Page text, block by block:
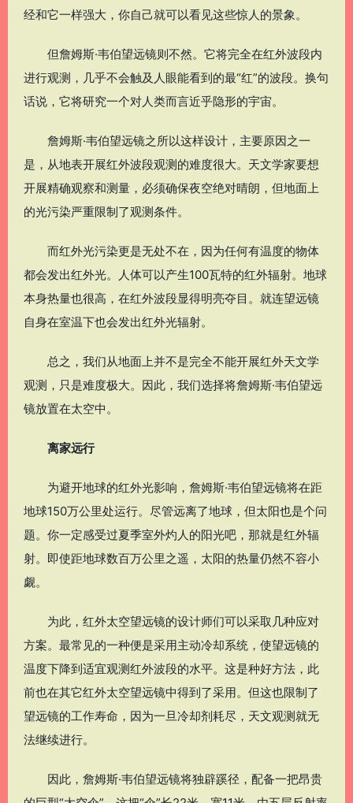
经和它一样强大，你自己就可以看见这些惊人的景象。
但詹姆斯·韦伯望远镜则不然。它将完全在红外波段内
进行观测，几乎不会触及人眼能看到的最“红”的波段。换句
话说，它将研究一个对人类而言近乎隐形的宇宙。
詹姆斯·韦伯望远镜之所以这样设计，主要原因之一
是，从地表开展红外波段观测的难度很大。天文学家要想
开展精确观察和测量，必须确保夜空绝对晴朗，但地面上
的光污染严重限制了观测条件。
而红外光污染更是无处不在，因为任何有温度的物体
都会发出红外光。人体可以产生100瓦特的红外辐射。地球
本身热量也很高，在红外波段显得明亮夺目。就连望远镜
自身在室温下也会发出红外光辐射。
总之，我们从地面上并不是完全不能开展红外天文学
观测，只是难度极大。因此，我们选择将詹姆斯·韦伯望远
镜放置在太空中。
离家远行
为避开地球的红外光影响，詹姆斯·韦伯望远镜将在距
地球150万公里处运行。尽管远离了地球，但太阳也是个问
题。你一定感受过夏季室外灼人的阳光吧，那就是红外辐
射。即使距地球数百万公里之遥，太阳的热量仍然不容小
觑。
为此，红外太空望远镜的设计师们可以采取几种应对
方案。最常见的一种便是采用主动冷却系统，使望远镜的
温度下降到适宜观测红外波段的水平。这是种好方法，此
前也在其它红外太空望远镜中得到了采用。但这也限制了
望远镜的工作寿命，因为一旦冷却剂耗尽，天文观测就无
法继续进行。
因此，詹姆斯·韦伯望远镜将独辟蹊径，配备一把昂贵